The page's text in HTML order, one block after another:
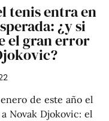
tenis entra en
¿y si
el gran error
de este año el
Novak Djokovic: el